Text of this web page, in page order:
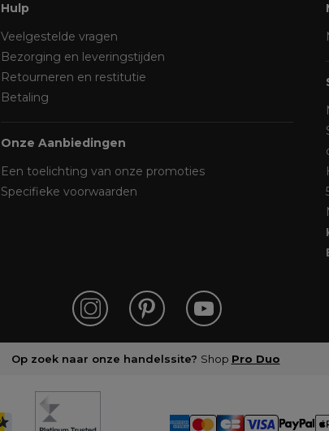
Hulp
Veelgestelde vragen
Bezorging en leveringstijden
Retourneren en restitutie
Betaling
Onze Aanbiedingen
Een toelichting van onze promoties
Specifieke voorwaarden
Op zoek naar onze handelssite? Shop Pro Duo